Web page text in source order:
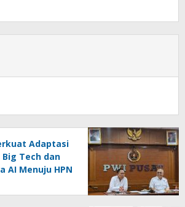
Adaptasi
Tech dan
AI Menuju HPN